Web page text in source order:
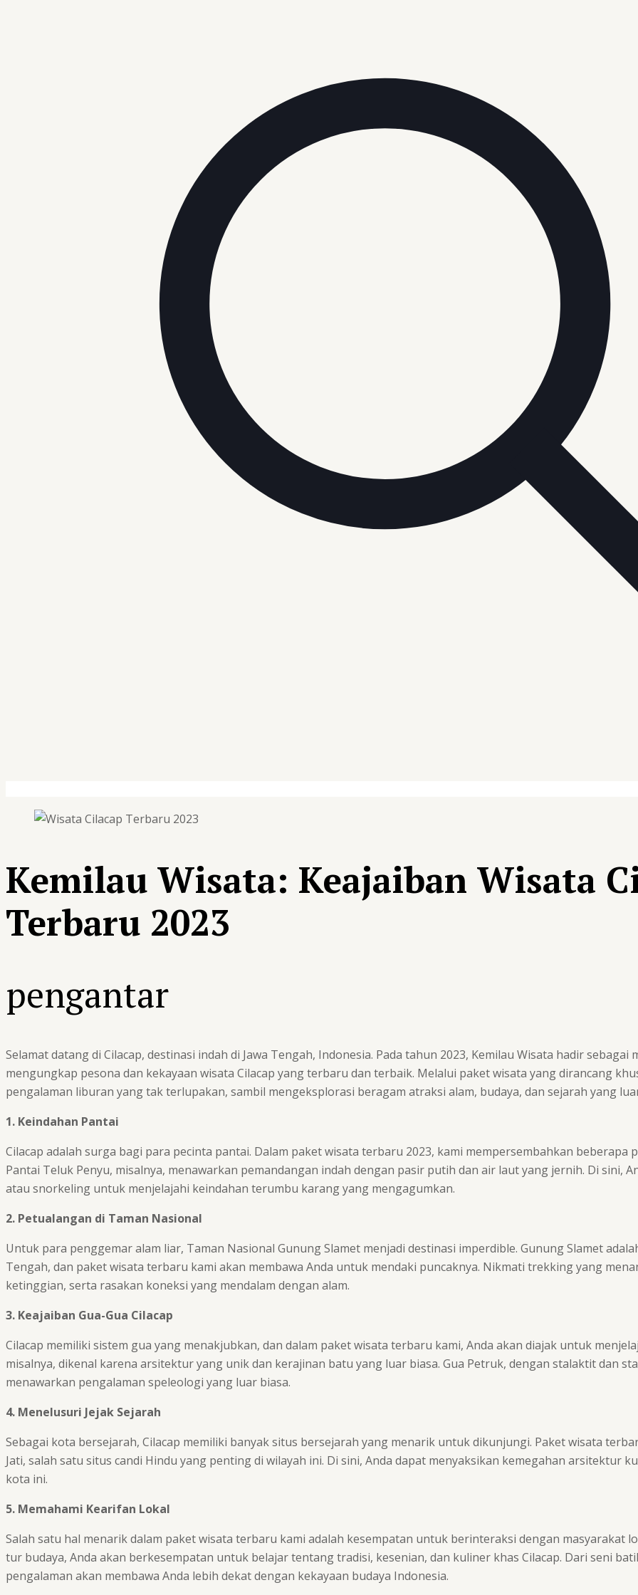
Kemilau Wisata: Keajaiban Wisata
Terbaru 2023
pengantar
Selamat datang di Cilacap, destinasi indah di Jawa Tengah, Indonesia. Pada tahun 2023, Kemilau Wisata hadir
mengungkap pesona dan kekayaan wisata Cilacap yang terbaru dan terbaik. Melalui paket wisata yang dirancang
pengalaman liburan yang tak terlupakan, sambil mengeksplorasi beragam atraksi alam, budaya, dan sejarah yang
1. Keindahan Pantai
Cilacap adalah surga bagi para pecinta pantai. Dalam paket wisata terbaru 2023, kami mempersembahkan beberapa
Pantai Teluk Penyu, misalnya, menawarkan pemandangan indah dengan pasir putih dan air laut yang jernih. Di sini,
atau snorkeling untuk menjelajahi keindahan terumbu karang yang mengagumkan.
2. Petualangan di Taman Nasional
Untuk para penggemar alam liar, Taman Nasional Gunung Slamet menjadi destinasi imperdible. Gunung Slamet
Tengah, dan paket wisata terbaru kami akan membawa Anda untuk mendaki puncaknya. Nikmati trekking yang
ketinggian, serta rasakan koneksi yang mendalam dengan alam.
3. Keajaiban Gua-Gua Cilacap
Cilacap memiliki sistem gua yang menakjubkan, dan dalam paket wisata terbaru kami, Anda akan diajak untuk
misalnya, dikenal karena arsitektur yang unik dan kerajinan batu yang luar biasa. Gua Petruk, dengan stalaktit dan
menawarkan pengalaman speleologi yang luar biasa.
4. Menelusuri Jejak Sejarah
Sebagai kota bersejarah, Cilacap memiliki banyak situs bersejarah yang menarik untuk dikunjungi. Paket wisata
Jati, salah satu situs candi Hindu yang penting di wilayah ini. Di sini, Anda dapat menyaksikan kemegahan arsitektur
kota ini.
5. Memahami Kearifan Lokal
Salah satu hal menarik dalam paket wisata terbaru kami adalah kesempatan untuk berinteraksi dengan masyarakat
tur budaya, Anda akan berkesempatan untuk belajar tentang tradisi, kesenian, dan kuliner khas Cilacap. Dari seni
pengalaman akan membawa Anda lebih dekat dengan kekayaan budaya Indonesia.